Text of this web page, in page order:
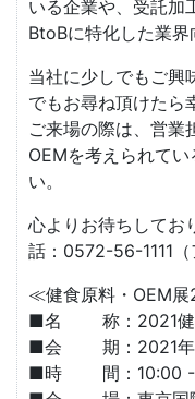
いる企業や、受託加
BtoBに特化した業界
当社に少しでもご興
でもお尋ね頂けたら
ご来場の際は、営業
OEMを考えられて
い。
心よりお待ちしてお
話：0572-56-1111（
≪健食原料・OEM
■名 称：2021健
■会 期：2021年4
■時 間：10:00 -